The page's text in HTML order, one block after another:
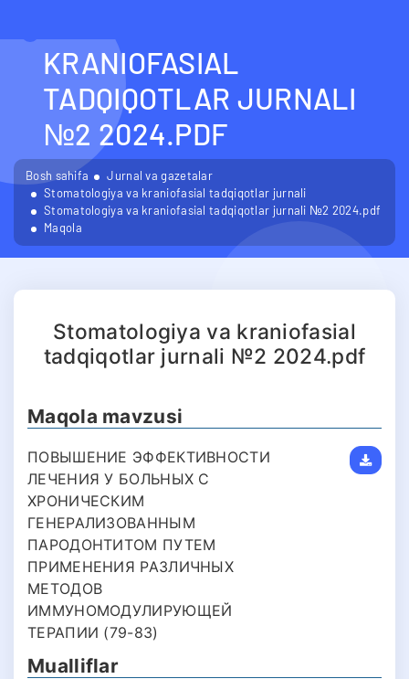
KRANIOFASIAL
TADQIQOTLAR JURNALI
№2 2024.PDF
Bosh sahifa
Jurnal va gazetalar
Stomatologiya va kraniofasial tadqiqotlar jurnali
Stomatologiya va kraniofasial tadqiqotlar jurnali №2 2024.pdf
Maqola
Stomatologiya va kraniofasial
tadqiqotlar jurnali №2 2024.pdf
Maqola mavzusi
ПОВЫШЕНИЕ ЭФФЕКТИВНОСТИ
ЛЕЧЕНИЯ У БОЛЬНЫХ С
ХРОНИЧЕСКИМ
ГЕНЕРАЛИЗОВАННЫМ
ПАРОДОНТИТОМ ПУТЕМ
ПРИМЕНЕНИЯ РАЗЛИЧНЫХ
МЕТОДОВ
ИММУНОМОДУЛИРУЮЩЕЙ
ТЕРАПИИ (79-83)
Mualliflar